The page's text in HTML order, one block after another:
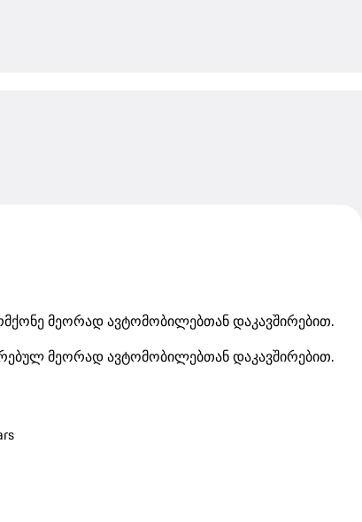
მეორად ავტომობილებთან დაკავშირებით.
მეორად ავტომობილებთან დაკავშირებით.